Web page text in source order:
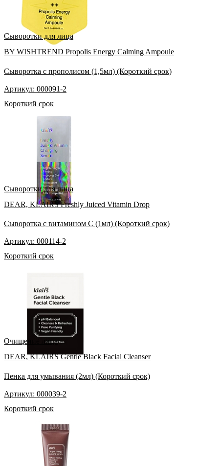
Сыворотки для лица
BY WISHTREND Propolis Energy Calming Ampoule
Сыворотка с прополисом (1,5мл) (Короткий срок)
Артикул: 000091-2
Короткий срок
Сыворотки для лица
DEAR, KLAIRS Freshly Juiced Vitamin Drop
Сыворотка с витамином С (1мл) (Короткий срок)
Артикул: 000114-2
Короткий срок
Очищение лица
DEAR, KLAIRS Gentle Black Facial Cleanser
Пенка для умывания (2мл) (Короткий срок)
Артикул: 000039-2
Короткий срок